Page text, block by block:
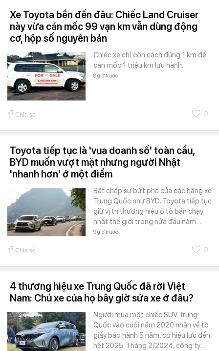
Xe Toyota bền đến đâu: Chiếc Land Cruiser
này vừa cán mốc 99 vạn km vẫn dùng động
cơ, hộp số nguyên bản
Chiếc xe chỉ còn cách đúng 1 km để
cán mốc 1 triệu km lưu hành.
8 giờ trước
Chia sẻ 0
Toyota tiếp tục là 'vua doanh số' toàn cầu,
BYD muốn vượt mặt nhưng người Nhật
'nhanh hơn' ở một điểm
Bất chấp sự bứt phá của các hãng xe
Trung Quốc như BYD, Toyota tiếp tục
giữ vị trí thương hiệu ô tô bán chạy
nhất thế giới trong nửa đầu năm…
9 giờ trước
Chia sẻ 0
4 thương hiệu xe Trung Quốc đã rời Việt
Nam: Chủ xe của họ bây giờ sửa xe ở đâu?
Người mua một chiếc SUV Trung
Quốc vào cuối năm 2020 nhận về tờ
giấy bảo hành 5 năm, có hiệu lực đến
hết 2025. Tháng 2/2024, công ty…